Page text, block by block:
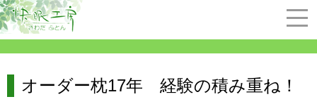
オーダー枕17年 経験の積み重ね！